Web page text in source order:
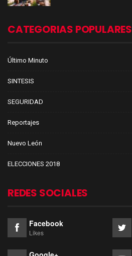
CATEGORIAS POPULARES
Último Minuto
SINTESIS
SEGURIDAD
Reportajes
Nuevo León
ELECCIONES 2018
REDES SOCIALES
Facebook
Likes